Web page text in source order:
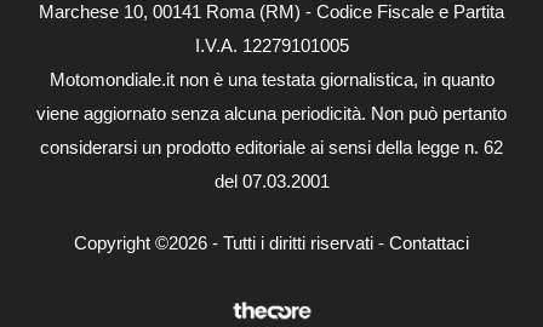
Marchese 10, 00141 Roma (RM) - Codice Fiscale e Partita
I.V.A. 12279101005
Motomondiale.it non è una testata giornalistica, in quanto
viene aggiornato senza alcuna periodicità. Non può pertanto
considerarsi un prodotto editoriale ai sensi della legge n. 62
del 07.03.2001
Copyright ©2026 - Tutti i diritti riservati - Contattaci